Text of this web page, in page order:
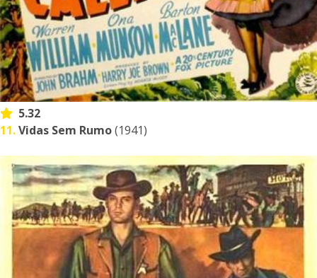
5.32
11.Vidas Sem Rumo(1941)